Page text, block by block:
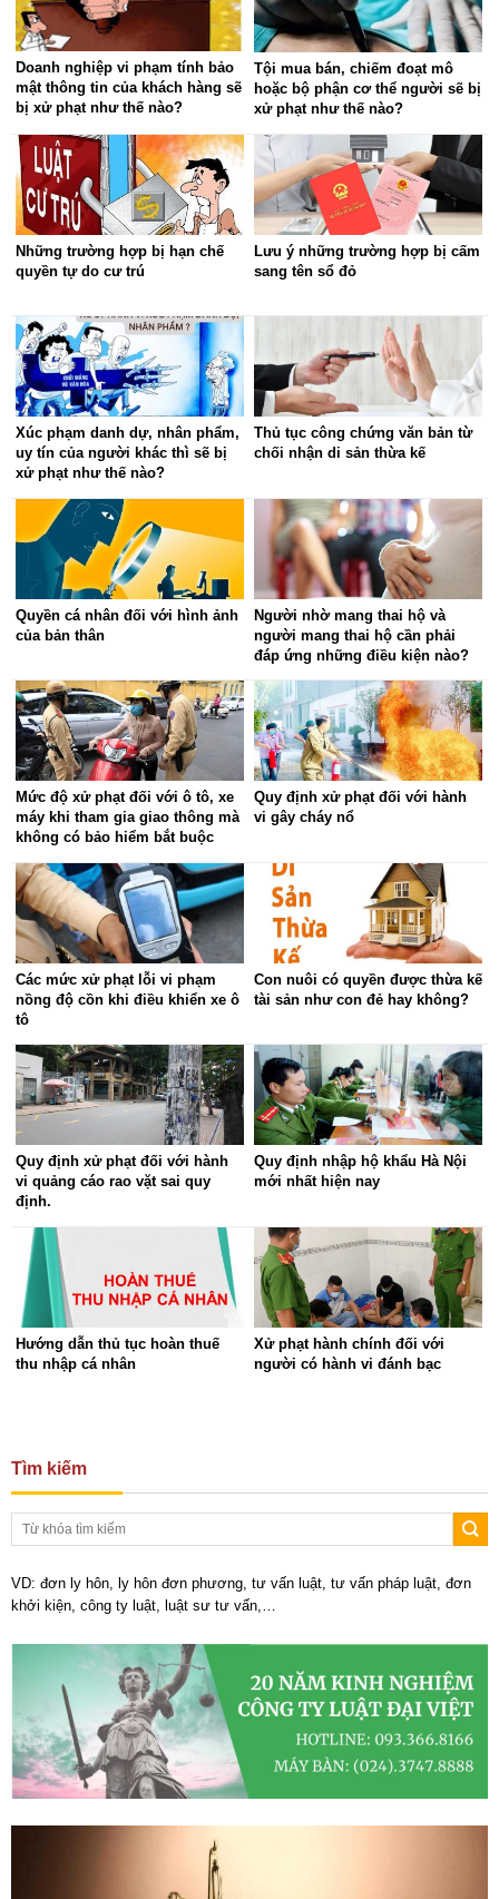
Doanh nghiệp vi phạm tính bảo
mật thông tin của khách hàng sẽ
bị xử phạt như thế nào?
Tội mua bán, chiếm đoạt mô
hoặc bộ phận cơ thể người sẽ bị
xử phạt như thế nào?
Những trường hợp bị hạn chế
quyền tự do cư trú
Lưu ý những trường hợp bị cấm
sang tên sổ đỏ
Xúc phạm danh dự, nhân phẩm,
uy tín của người khác thì sẽ bị
xử phạt như thế nào?
Thủ tục công chứng văn bản từ
chối nhận di sản thừa kế
Quyền cá nhân đối với hình ảnh
của bản thân
Người nhờ mang thai hộ và
người mang thai hộ cần phải
đáp ứng những điều kiện nào?
Mức độ xử phạt đối với ô tô, xe
máy khi tham gia giao thông mà
không có bảo hiểm bắt buộc
Quy định xử phạt đối với hành
vi gây cháy nổ
Các mức xử phạt lỗi vi phạm
nồng độ cồn khi điều khiển xe ô
tô
Con nuôi có quyền được thừa kế
tài sản như con đẻ hay không?
Quy định xử phạt đối với hành
vi quảng cáo rao vặt sai quy
định.
Quy định nhập hộ khẩu Hà Nội
mới nhất hiện nay
Hướng dẫn thủ tục hoàn thuế
thu nhập cá nhân
Xử phạt hành chính đối với
người có hành vi đánh bạc
Tìm kiếm
VD: đơn ly hôn, ly hôn đơn phương, tư vấn luật, tư vấn pháp luật, đơn
khởi kiện, công ty luật, luật sư tư vấn,…